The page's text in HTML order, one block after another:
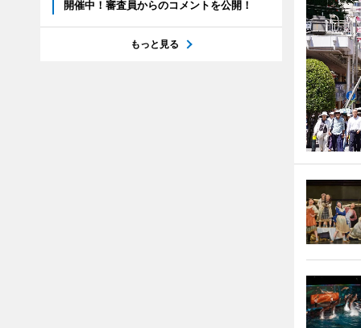
開催中！審査員からのコメントを公開！
もっと見る